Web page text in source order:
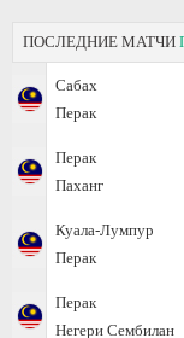
ПОСЛЕДНИЕ МАТЧИ
Сабах
Перак
Перак
Паханг
Куала-Лумпур
Перак
Перак
Негери Сембилан